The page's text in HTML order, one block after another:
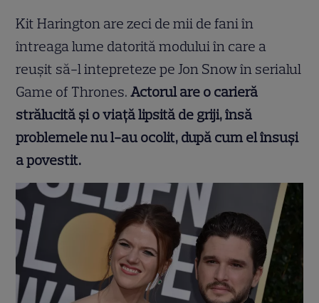
Kit Harington are zeci de mii de fani în
întreaga lume datorită modului în care a
reușit să-l intepreteze pe Jon Snow în serialul
Game of Thrones.Actorul are o carieră
strălucită și o viață lipsită de griji, însă
problemele nu l-au ocolit, după cum el însuși
a povestit.